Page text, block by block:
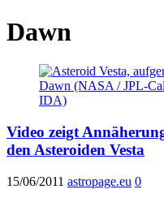
Dawn
Video zeigt
den Asteroiden Vesta
15/06/2011 astropage.eu 0